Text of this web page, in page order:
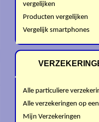
vergelijken
Producten vergelijken
Vergelijk smartphones
Alle particuliere
Alle verzekeringen op
Mijn Verzekeringen